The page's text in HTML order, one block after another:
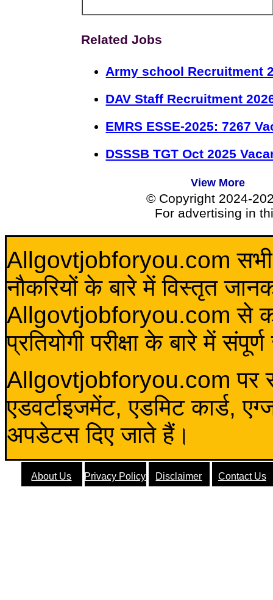
Related Jobs
Army school Recruitment
DAV Staff Recruitment
EMRS ESSE-2025: 7267
DSSSB TGT Oct 2025
View More
© Copyright 2024-
For advertising in
Allgovtjobforyou.com सभी
नौकरियों के बारे में विस्तृत
Allgovtjobforyou.com से कोई
प्रतियोगी परीक्षा के बारे में
Allgovtjobforyou.com पर
एडवर्टाइजमेंट, एडमिट कार्ड,
अपडेटस दिए जाते हैं।
About Us Privacy Policy Disclaimer Contact Us